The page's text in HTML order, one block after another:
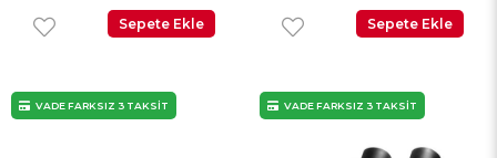
Sepete Ekle Sepete Ekle
VADE FARKSIZ 3 TAKSİT VADE FARKSIZ 3 TAKSİT